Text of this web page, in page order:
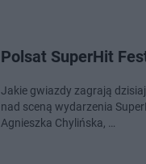
Polsat SuperHit
Jakie gwiazdy zagrają
nad sceną wydarzenia
Agnieszka Chylińska, …